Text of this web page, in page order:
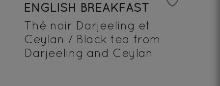
ENGLISH BREAKFAST
Thé noir Darjeeling et
Ceylan / Black tea from
Darjeeling and Ceylan